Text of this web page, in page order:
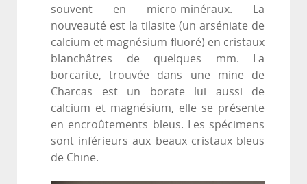
souvent en micro-minéraux. La
nouveauté est la tilasite (un arséniate de
calcium et magnésium fluoré) en cristaux
blanchâtres de quelques mm. La
borcarite, trouvée dans une mine de
Charcas est un borate lui aussi de
calcium et magnésium, elle se présente
en encroûtements bleus. Les spécimens
sont inférieurs aux beaux cristaux bleus
de Chine.